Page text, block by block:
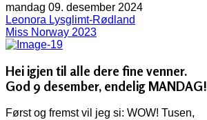
mandag 09. desember 2024
Leonora Lysglimt-Rødland
Miss Norway 2023
Hei igjen til alle dere fine venner.
God 9 desember, endelig MANDAG!
Først og fremst vil jeg si: WOW! Tusen,